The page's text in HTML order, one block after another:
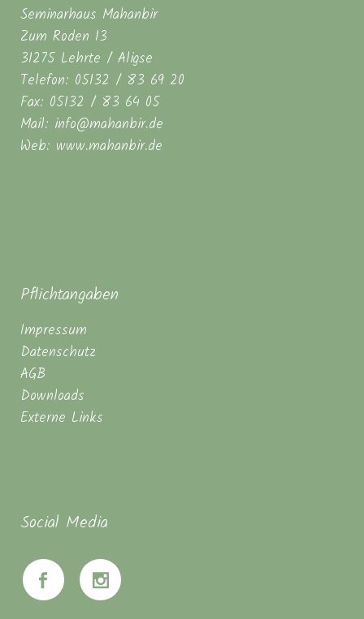
Seminarhaus Mahanbir
Zum Roden 13
31275 Lehrte / Aligse
Telefon: 05132 / 83 69 20
Fax: 05132 / 83 64 05
Mail: info@mahanbir.de
Web: www.mahanbir.de
Pflichtangaben
Impressum
Datenschutz
AGB
Downloads
Externe Links
Social Media